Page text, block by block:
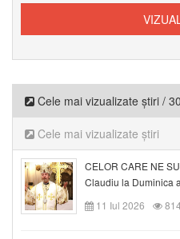
Cele mai vizualizate știri /
Cele mai vizualizate știri
CELOR CARE NE
Claudiu la Duminica
11 Iul 2026
814